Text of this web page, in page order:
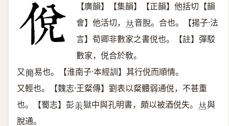
【廣韻】【集韻】【正韻】他括切【韻
會】他活切， 𠀤音脫。合也。【揚子·法
言】荀卿非數家之書侻也。【註】彈駁
數家，侻合於敎。
又𥳑 易也。【淮南子·本經訓】其行侻而順情。
又輕也。【魏志·王粲傳】劉表以粲體弱通侻，不甚重
也。【蜀志】彭𣴎獄中與孔明書，頗以被酒侻失。 𠀤與
脫通。